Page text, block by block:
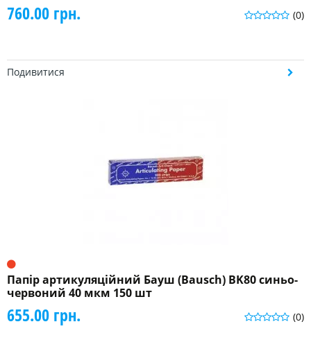
(0)
760.00 грн.
Подивитися
Папір артикуляційний Бауш (Bausch) BK80 синьо-
червоний 40 мкм 150 шт
(0)
655.00 грн.